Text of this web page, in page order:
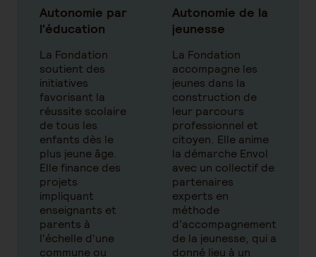
Autonomie par
l'éducation
La Fondation
soutient des
initiatives
favorisant la
réussite scolaire
de tous les
enfants dès le
plus jeune âge.
Elle finance des
projets
impliquant
enseignants et
parents à
l'échelle d'une
commune ou
Autonomie de la
jeunesse
La Fondation
accompagne les
jeunes dans la
construction de
leur parcours
professionnel et
citoyen. Elle anime
la démarche Envol
avec un collectif de
partenaires
experts en
méthode
d’accompagnement
de la jeunesse, qui a
donné lieu à un